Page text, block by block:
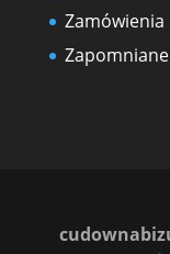
Zamówienia
Zapomniane